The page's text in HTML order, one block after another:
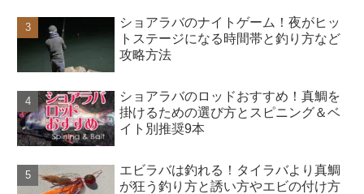
ショアラバのナイトゲーム！夜がヒッ
トステージになる時間帯と釣り方など
攻略方法
ショアラバのロッドおすすめ！真鯛を
掛けるための選び方とスピニング＆ベ
イト別推奨9本
エビラバは釣れる！タイラバより真鯛
が狂う釣り方と誘い方やエビの付け方